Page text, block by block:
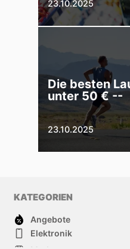
23.10.2025
Die besten
unter 50 € --
23.10.2025
KATEGORIEN
Angebote
Elektronik